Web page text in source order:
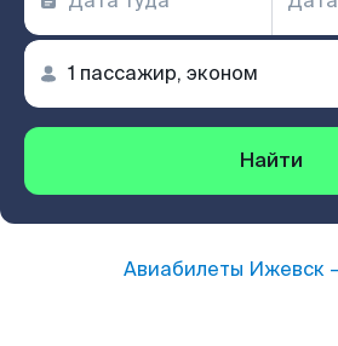
Найти
Авиабилеты Ижевск